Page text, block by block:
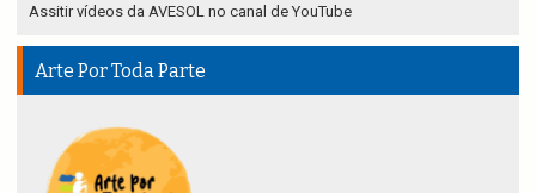
Assitir vídeos da AVESOL no canal de YouTube
Arte Por Toda Parte